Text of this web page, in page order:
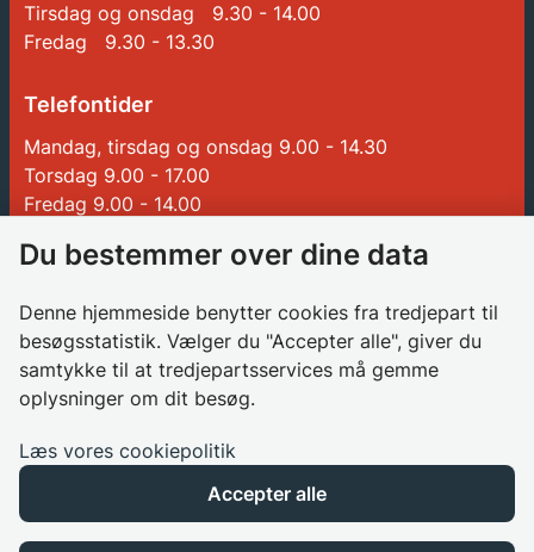
Tirsdag og onsdag 9.30 - 14.00
Fredag 9.30 - 13.30
Telefontider
Mandag, tirsdag og onsdag 9.00 - 14.30
Torsdag 9.00 - 17.00
Fredag 9.00 - 14.00
Betalinger til Glostrup Kommune
Borgerrådgiver
Søg job i kommunen
Databeskyttelsesrådgiver
Cookies
Du bestemmer over dine data
Denne hjemmeside benytter cookies fra tredjepart til
besøgsstatistik. Vælger du "Accepter alle", giver du
samtykke til at tredjepartsservices må gemme
oplysninger om dit besøg.
Læs vores cookiepolitik
Accepter alle